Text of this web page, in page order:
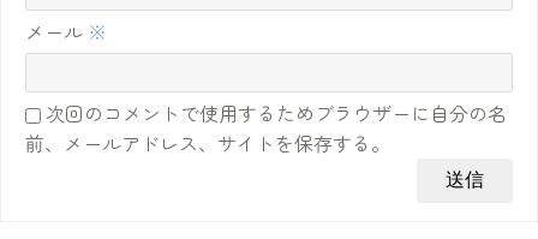
メール ※
次回のコメントで使用するためブラウザーに自分の名
前、メールアドレス、サイトを保存する。